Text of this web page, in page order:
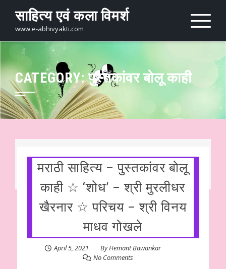
content
साहित्य एवं कला विमर्श
www.e-abhivyakti.com
CATEGORY:पुस्तकांवर बोलू काही
मराठी साहित्य – पुस्तकांवर बोलू
काही ☆ ‘शोध’ – श्री मुरलीधर
खैरनार ☆ परिचय – श्री विनय
माधव गोखले
April 5, 2021 ByHemant Bawankar
No Comments